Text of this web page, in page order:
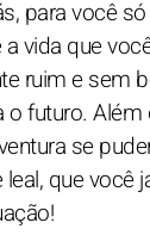
para você
vida que
ruim e sem
futuro.
se
que você